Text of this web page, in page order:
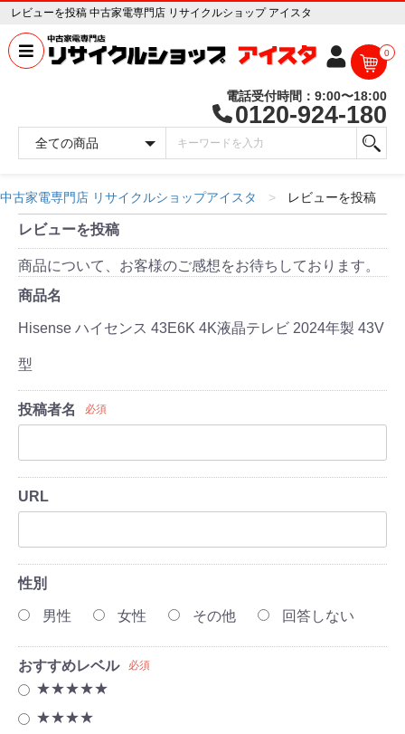
レビューを投稿 中古家電専門店 リサイクルショップ アイスタ
0
電話受付時間：9:00〜18:00
0120-924-180
中古家電専門店 リサイクルショップアイスタ レビューを投稿
レビューを投稿
商品について、お客様のご感想をお待ちしております。
商品名
Hisense ハイセンス 43E6K 4K液晶テレビ 2024年製 43V
型
投稿者名 必須
URL
性別
男性 女性 その他 回答しない
おすすめレベル 必須
★★★★★
★★★★